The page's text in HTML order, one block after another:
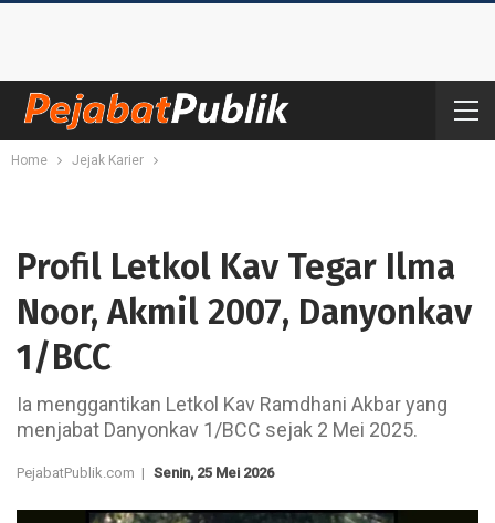
Home Jejak Karier
Profil Letkol Kav Tegar Ilma
Noor, Akmil 2007, Danyonkav
1/BCC
Ia menggantikan Letkol Kav Ramdhani Akbar yang
menjabat Danyonkav 1/BCC sejak 2 Mei 2025.
PejabatPublik.com | Senin, 25 Mei 2026